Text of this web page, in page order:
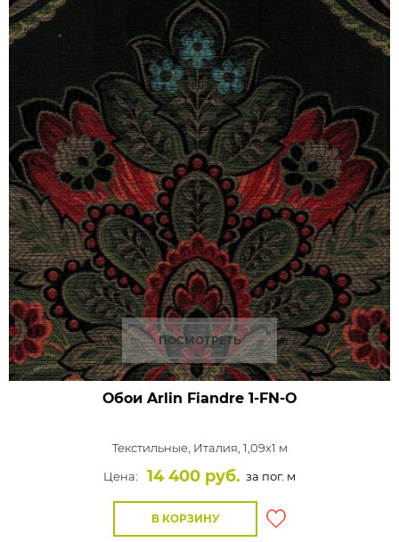
ПОСМОТРЕТЬ
Обои Arlin Fiandre1-FN-O
Текстильные, Италия, 1,09x1 м
Цена:
14 400 руб. за пог. м
В КОРЗИНУ